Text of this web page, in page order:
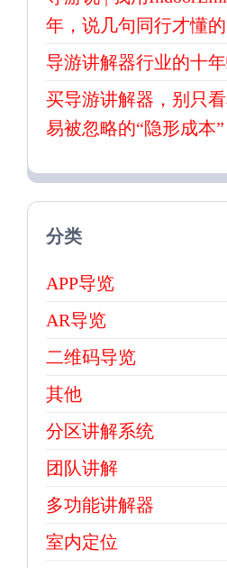
年，说几句同行才懂
导游讲解器行业的十
买导游讲解器，别只
易被忽略的“隐形成本”
分类
APP导览
AR导览
二维码导览
其他
分区讲解系统
团队讲解
多功能讲解器
室内定位